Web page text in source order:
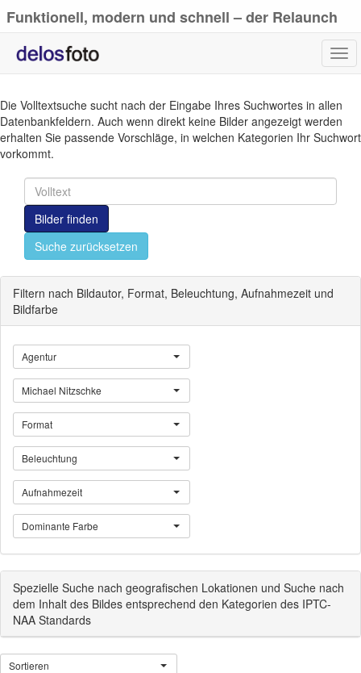
Funktionell, modern und schnell – der Relaunch
Die Volltextsuche sucht nach der Eingabe Ihres Suchwortes in allen
Datenbankfeldern. Auch wenn direkt keine Bilder angezeigt werden
erhalten Sie passende Vorschläge, in welchen Kategorien Ihr Suchwort
vorkommt.
Bilder finden
Suche zurücksetzen
Filtern nach Bildautor, Format, Beleuchtung, Aufnahmezeit und
Bildfarbe
Agentur
Michael Nitzschke
Format
Beleuchtung
Aufnahmezeit
Dominante Farbe
Spezielle Suche nach geografischen Lokationen und Suche nach
dem Inhalt des Bildes entsprechend den Kategorien des IPTC-
NAA Standards
Sortieren